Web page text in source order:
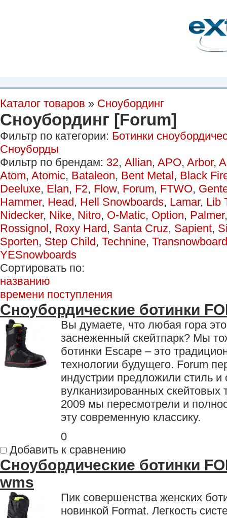
Каталог товаров » Сноубординг
Сноубординг [Forum]
Фильтр по категории: Ботинки
Сноуборды
Фильтр по брендам: 32, Allian, APO, Arbor,
Atom, Atomic, Bataleon, Bent Metal, Black
Deeluxe, Elan, F2, Flow, Forum, FTWO,
Hammer, Head, Hell Snowboards, Lamar, Lib
Nidecker, Nike, Nitro, O-Matic, Option, Palmer
Rossignol, Roxy Hard, Santa Cruz, Sapient,
Sporten, Step Child, Technine,
YESnowboards
Сортировать по:
названию
времени поступления
Сноубордические ботинки
Вы думаете, что любая гора это
заснеженный скейтпарк? Мы
ботинки Escape – это
технологии будущего. Forum
индустрии предложили стиль
вулканизированных скейтовых
2009 мы пересмотрели и
эту современную классику.
0
Добавить к сравнению
Сноубордические ботинки
wms
Пик совершенства женских
новинкой Format. Легкость